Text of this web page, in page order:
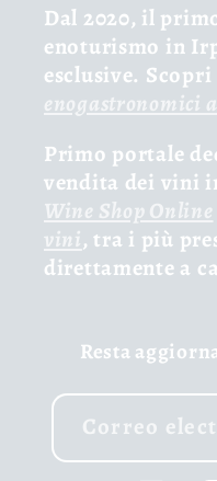
Dal 2020, il
enoturismo in
esclusive.
enogastronomici
Primo portale
vendita dei vini
Wine Shop Online
vini, tra i più
direttamente a
Resta
Correo